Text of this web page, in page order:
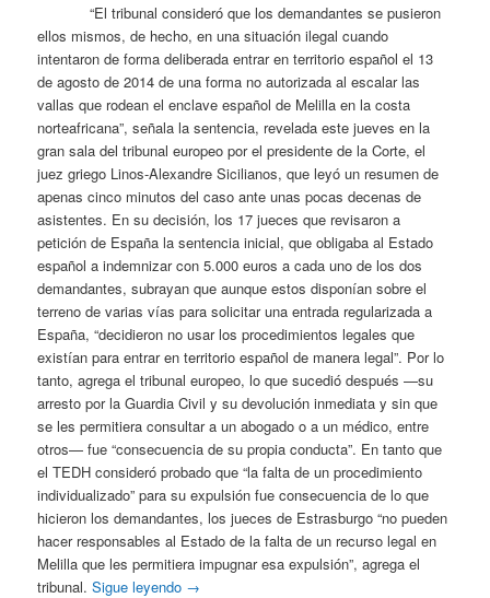
“El tribunal consideró que los demandantes se pusieron
ellos mismos, de hecho, en una situación ilegal cuando
intentaron de forma deliberada entrar en territorio español el 13
de agosto de 2014 de una forma no autorizada al escalar las
vallas que rodean el enclave español de Melilla en la costa
norteafricana”, señala la sentencia, revelada este jueves en la
gran sala del tribunal europeo por el presidente de la Corte, el
juez griego Linos-Alexandre Sicilianos, que leyó un resumen de
apenas cinco minutos del caso ante unas pocas decenas de
asistentes. En su decisión, los 17 jueces que revisaron a
petición de España la sentencia inicial, que obligaba al Estado
español a indemnizar con 5.000 euros a cada uno de los dos
demandantes, subrayan que aunque estos disponían sobre el
terreno de varias vías para solicitar una entrada regularizada a
España, “decidieron no usar los procedimientos legales que
existían para entrar en territorio español de manera legal”. Por lo
tanto, agrega el tribunal europeo, lo que sucedió después —su
arresto por la Guardia Civil y su devolución inmediata y sin que
se les permitiera consultar a un abogado o a un médico, entre
otros— fue “consecuencia de su propia conducta”. En tanto que
el TEDH consideró probado que “la falta de un procedimiento
individualizado” para su expulsión fue consecuencia de lo que
hicieron los demandantes, los jueces de Estrasburgo “no pueden
hacer responsables al Estado de la falta de un recurso legal en
Melilla que les permitiera impugnar esa expulsión”, agrega el
tribunal.Sigue leyendo →